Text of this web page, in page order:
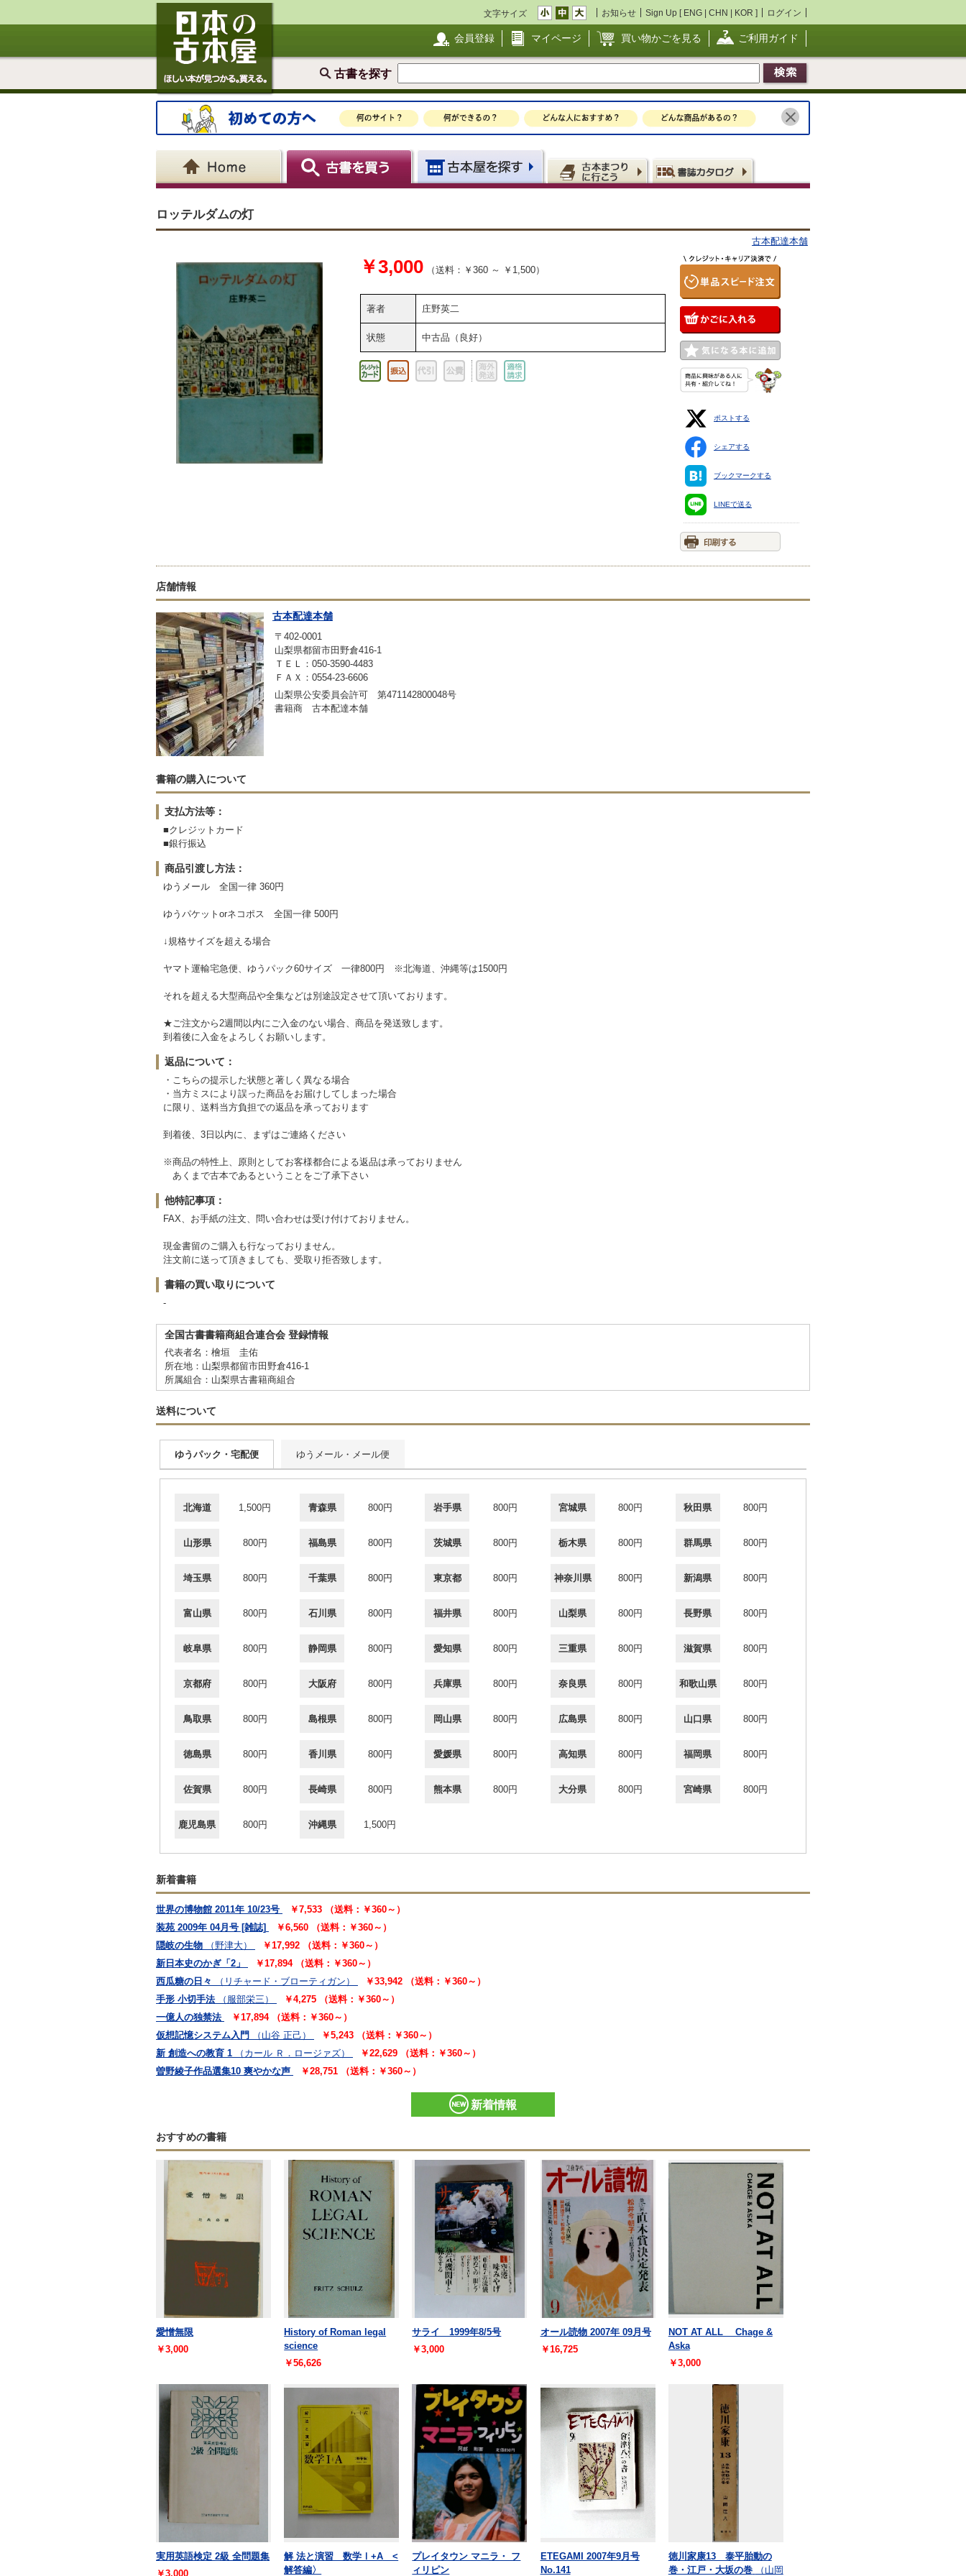
文字サイズ お知らせ Sign Up [ ENG | CHN | KOR ] ログイン
会員登録 マイページ 買い物かごを見る ご利用ガイド
古書を探す
ロッテルダムの灯
古本配達本舗
￥3,000 （送料：￥360 ～ ￥1,500）
著者 庄野英二
状態 中古品（良好）
ポストする
シェアする
ブックマークする
LINEで送る
店舗情報
古本配達本舗
〒402-0001
山梨県都留市田野倉416-1
ＴＥＬ：050-3590-4483
ＦＡＸ：0554-23-6606
山梨県公安委員会許可 第471142800048号
書籍商 古本配達本舗
書籍の購入について
支払方法等：
■クレジットカード
■銀行振込
商品引渡し方法：
ゆうメール 全国一律 360円
ゆうパケットorネコポス 全国一律 500円
↓規格サイズを超える場合
ヤマト運輸宅急便、ゆうパック60サイズ 一律800円 ※北海道、沖縄等は1500円
それを超える大型商品や全集などは別途設定させて頂いております。
★ご注文から2週間以内にご入金のない場合、商品を発送致します。
到着後に入金をよろしくお願いします。
返品について：
・こちらの提示した状態と著しく異なる場合
・当方ミスにより誤った商品をお届けしてしまった場合
に限り、送料当方負担での返品を承っております
到着後、3日以内に、まずはご連絡ください
※商品の特性上、原則としてお客様都合による返品は承っておりません
あくまで古本であるということをご了承下さい
他特記事項：
FAX、お手紙の注文、問い合わせは受け付けておりません。
現金書留のご購入も行なっておりません。
注文前に送って頂きましても、受取り拒否致します。
書籍の買い取りについて
-
全国古書書籍商組合連合会 登録情報
代表者名：檜垣 圭佑
所在地：山梨県都留市田野倉416-1
所属組合：山梨県古書籍商組合
送料について
ゆうパック・宅配便 ゆうメール・メール便
北海道 1,500円 青森県 800円 岩手県 800円 宮城県 800円 秋田県 800円
山形県 800円 福島県 800円 茨城県 800円 栃木県 800円 群馬県 800円
埼玉県 800円 千葉県 800円 東京都 800円 神奈川県 800円 新潟県 800円
富山県 800円 石川県 800円 福井県 800円 山梨県 800円 長野県 800円
岐阜県 800円 静岡県 800円 愛知県 800円 三重県 800円 滋賀県 800円
京都府 800円 大阪府 800円 兵庫県 800円 奈良県 800円 和歌山県 800円
鳥取県 800円 島根県 800円 岡山県 800円 広島県 800円 山口県 800円
徳島県 800円 香川県 800円 愛媛県 800円 高知県 800円 福岡県 800円
佐賀県 800円 長崎県 800円 熊本県 800円 大分県 800円 宮崎県 800円
鹿児島県 800円 沖縄県 1,500円
新着書籍
世界の博物館 2011年 10/23号
￥7,533 （送料：￥360～）
装苑 2009年 04月号 [雑誌]
￥6,560 （送料：￥360～）
隠岐の生物
（野津大）
￥17,992 （送料：￥360～）
新日本史のかぎ「2」
￥17,894 （送料：￥360～）
西瓜糖の日々
（リチャード・ブローティガン）
￥33,942 （送料：￥360～）
手形 小切手法
（服部栄三）
￥4,275 （送料：￥360～）
一億人の独禁法
￥17,894 （送料：￥360～）
仮想記憶システム入門
（山谷 正己）
￥5,243 （送料：￥360～）
新 創造への教育 1
（カール Ｒ．ロージァズ）
￥22,629 （送料：￥360～）
曽野綾子作品選集10 爽やかな声
￥28,751 （送料：￥360～）
新着情報
おすすめの書籍
愛憎無限
￥3,000
History of Roman legal
science
￥56,626
サライ 1999年8/5号
￥3,000
オール読物 2007年 09月号
￥16,725
NOT AT ALL Chage &
Aska
￥3,000
実用英語検定 2級 全問題集
￥3,000
解 法と演習 数学Ⅰ+A <
解答編〉
プレイタウン マニラ・ フ
ィリピン
ETEGAMI 2007年9月号
No.141
徳川家康13 泰平胎動の
巻・江戸・大坂の巻
（山岡